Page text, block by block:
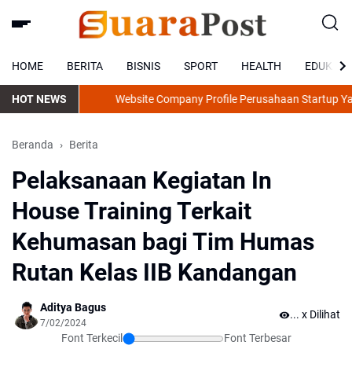
HOME BERITA BISNIS SPORT HEALTH EDUKASI
HOT NEWS Website Company Profile Perusahaan Startup Yang
Beranda Berita
Pelaksanaan Kegiatan In
House Training Terkait
Kehumasan bagi Tim Humas
Rutan Kelas IIB Kandangan
Aditya Bagus
7/02/2024
Font Terkecil Font Terbesar
.. x Dilihat